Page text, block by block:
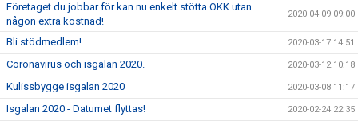
Företaget du jobbar för kan nu enkelt stötta ÖKK utan
någon extra kostnad!
2020-04-09 09:00
Bli stödmedlem! 2020-03-17 14:51
Coronavirus och isgalan 2020. 2020-03-12 10:18
Kulissbygge isgalan 2020 2020-03-08 11:17
Isgalan 2020 - Datumet flyttas! 2020-02-24 22:35